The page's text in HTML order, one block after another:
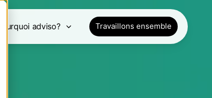
Pourquoi adviso? Travaillons ensemble